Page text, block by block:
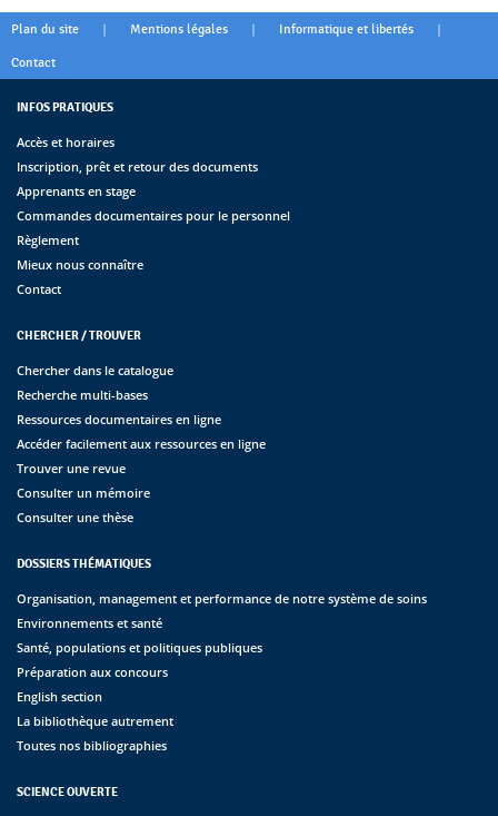
Plan du site | Mentions légales | Informatique et libertés |
Contact
INFOS PRATIQUES
Accès et horaires
Inscription, prêt et retour des documents
Apprenants en stage
Commandes documentaires pour le personnel
Règlement
Mieux nous connaître
Contact
CHERCHER / TROUVER
Chercher dans le catalogue
Recherche multi-bases
Ressources documentaires en ligne
Accéder facilement aux ressources en ligne
Trouver une revue
Consulter un mémoire
Consulter une thèse
DOSSIERS THÉMATIQUES
Organisation, management et performance de notre système de soins
Environnements et santé
Santé, populations et politiques publiques
Préparation aux concours
English section
La bibliothèque autrement
Toutes nos bibliographies
SCIENCE OUVERTE